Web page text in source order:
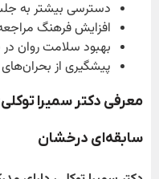
دسترسی بیشتر به
افزایش فرهنگ مراجعه به
بهبود سلامت روان در
پیشگیری از بحران‌های
معرفی دکتر سمیرا
سابقه‌ای درخشان